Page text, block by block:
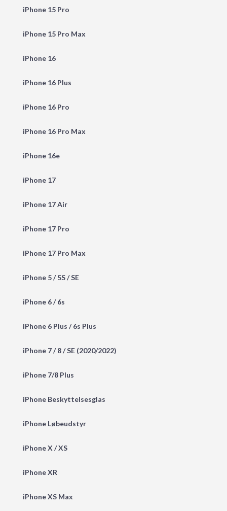
iPhone 15 Pro
iPhone 15 Pro Max
iPhone 16
iPhone 16 Plus
iPhone 16 Pro
iPhone 16 Pro Max
iPhone 16e
iPhone 17
iPhone 17 Air
iPhone 17 Pro
iPhone 17 Pro Max
iPhone 5 / 5S / SE
iPhone 6 / 6s
iPhone 6 Plus / 6s Plus
iPhone 7 / 8 / SE (2020/2022)
iPhone 7/8 Plus
iPhone Beskyttelsesglas
iPhone Løbeudstyr
iPhone X / XS
iPhone XR
iPhone XS Max